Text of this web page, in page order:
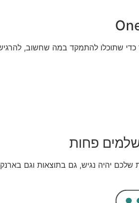
כדי שתוכלו להתמקד במה שחשוב,
פחות
שלכם יהיה נגיש, גם בתוצאות וגם